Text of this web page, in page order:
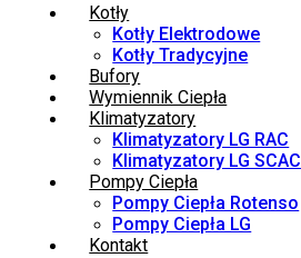
Kotły
Kotły Elektrodowe
Kotły Tradycyjne
Bufory
Wymiennik Ciepła
Klimatyzatory
Klimatyzatory LG RAC
Klimatyzatory LG SCAC
Pompy Ciepła
Pompy Ciepła Rotenso
Pompy Ciepła LG
Kontakt